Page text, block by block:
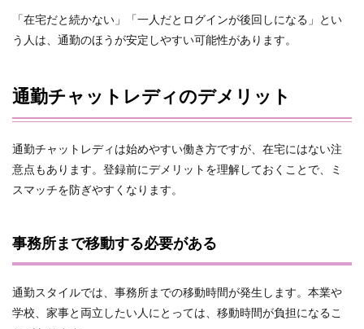
「在宅だと続かない」「一人だとログインが後回しになる」とい
う人は、通勤のほうが安定しやすい可能性があります。
通勤チャットレディのデメリット
通勤チャットレディは始めやすい働き方ですが、在宅にはない注
意点もあります。登録前にデメリットを理解しておくことで、ミ
スマッチを防ぎやすくなります。
事務所まで移動する必要がある
通勤スタイルでは、事務所までの移動時間が発生します。本業や
学校、家事と両立したい人にとっては、移動時間が負担になるこ